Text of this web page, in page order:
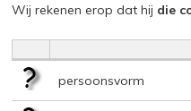
Wij rekenen erop dat hij die
persoonsvorm